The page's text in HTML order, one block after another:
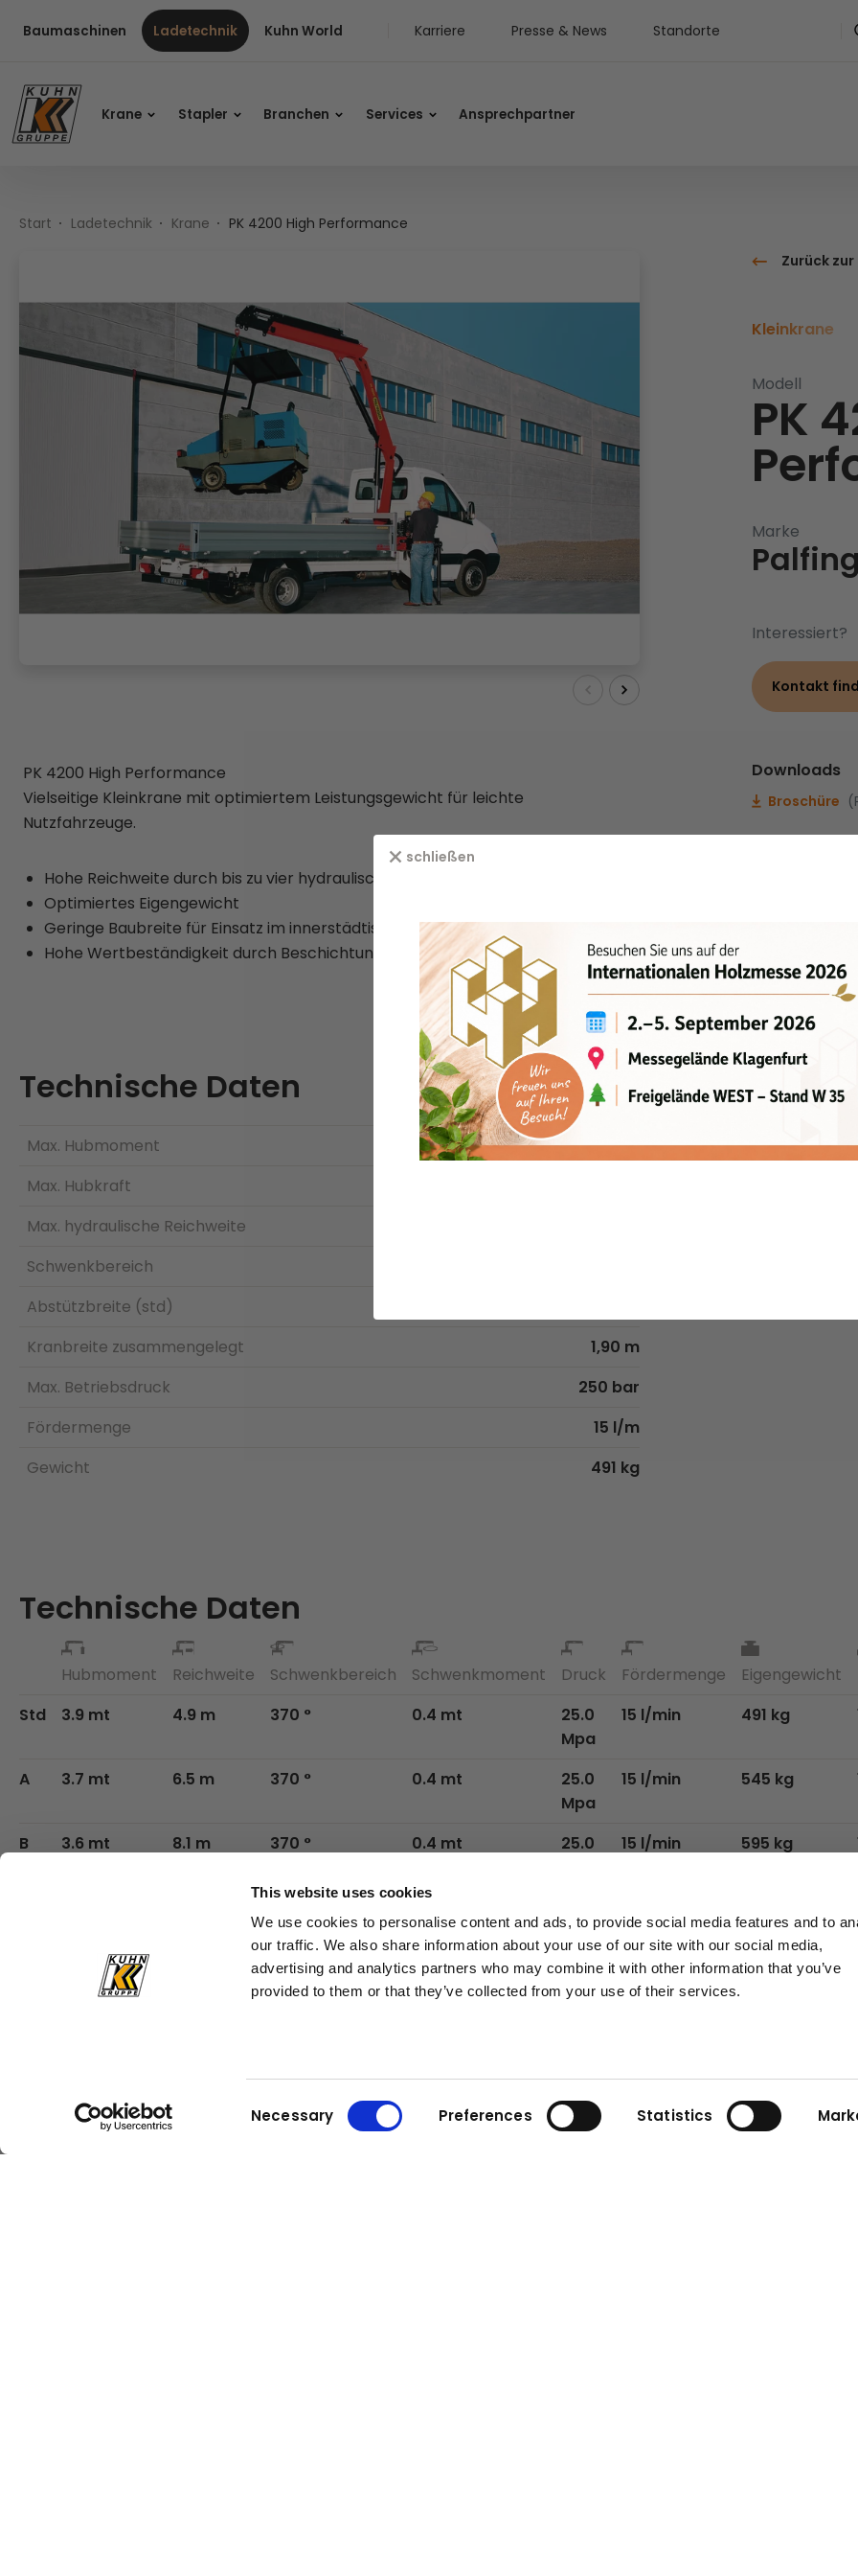
This website uses cookies
We use cookies to personalise content and ads, to provide social media features and to
our traffic. We also share information about your use of our site with our social media,
advertising and analytics partners who may combine it with other information that you’ve
provided to them or that they’ve collected from your use of their services.
Necessary Preferences Statistics
Inhaltsverzeichnis
Hauptnavigation
PK 4200 High Performance
Baumaschinen Ladetechnik Kuhn World Karriere Presse & News Standorte
Krane Stapler Branchen Services Ansprechpartner
Start Ladetechnik Krane PK 4200 High Performance
PK 4200 High Performance
Vielseitige Kleinkrane mit optimiertem Leistungsgewicht für leichte
Nutzfahrzeuge.
Hohe Reichweite durch bis zu vier hydraulische Ausschübe
Optimiertes Eigengewicht
Geringe Baubreite für Einsatz im innerstädtischen Bereich
Hohe Wertbeständigkeit durch Beschichtungstechnologie
Technische Daten
Max. Hubmoment
3,9 mt
Max. Hubkraft
Max. hydraulische Reichweite
Schwenkbereich
Abstützbreite (std)
Kranbreite zusammengelegt
1,90 m
Max. Betriebsdruck
250 bar
Fördermenge
15 l/m
Gewicht
491 kg
Technische Daten
Hubmoment Reichweite Schwenkbereich Schwenkmoment Druck Fördermenge Eigengewicht
Std
3.9 mt 4.9 m 370 ° 0.4 mt
25.0
Mpa
15 l/min 491 kg
A 3.7 mt 6.5 m 370 ° 0.4 mt
25.0
Mpa
15 l/min 545 kg
B 3.6 mt 8.1 m 370 ° 0.4 mt
25.0
15 l/min 595 kg
Mpa
Zurück
Kleinkrane
Modell
PK
Marke
Interessiert?
Kontakt
Downloads
Broschüre
schließen